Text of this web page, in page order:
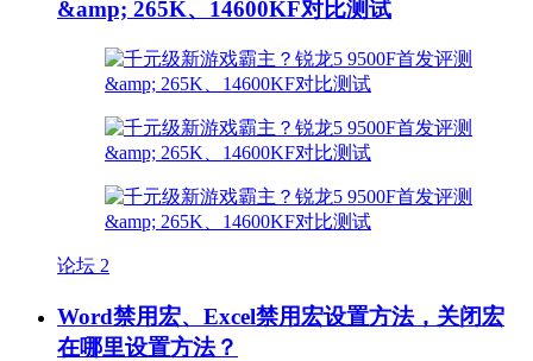
&amp; 265K、14600KF对比测试
论坛 2
Word禁用宏、Excel禁用宏设置方法，关闭宏
在哪里设置方法？